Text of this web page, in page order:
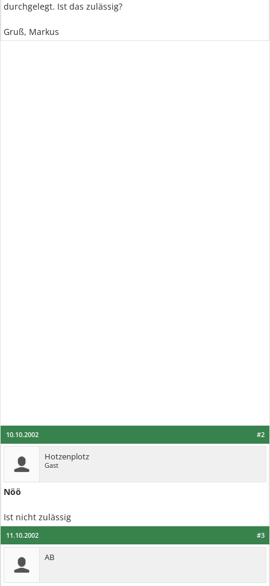
durchgelegt. Ist das zulässig?
Gruß, Markus
#2
10.10.2002
Hotzenplotz
Gast
Nöö
Ist nicht zulässig
#3
11.10.2002
AB